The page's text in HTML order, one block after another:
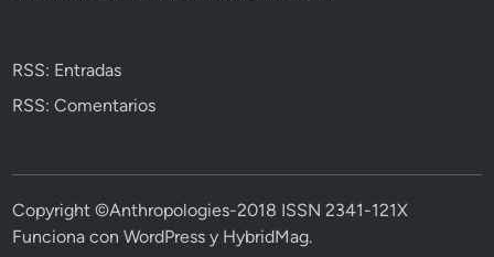
RSS: Entradas
RSS: Comentarios
Copyright ©Anthropologies-2018 ISSN 2341-121X
Funciona conWordPress y HybridMag.